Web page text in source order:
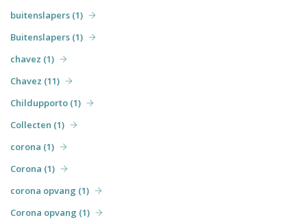
buitenslapers (1)
Buitenslapers (1)
chavez (1)
Chavez (11)
Childupporto (1)
Collecten (1)
corona (1)
Corona (1)
corona opvang (1)
Corona opvang (1)